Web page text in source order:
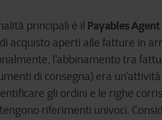
principali è il Payables Agent
acquisto aperti alle fatture in
l’abbinamento tra
di consegna) era
gli ordini e le righe
riferimenti univoci.